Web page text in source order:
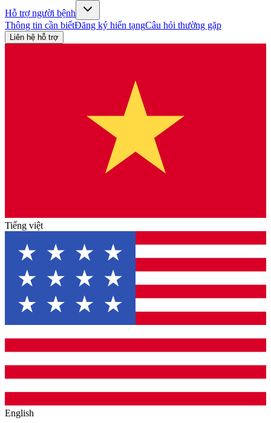
Hỗ trợ người bệnh
Thông tin cần biếtĐăng ký hiến tạngCâu hỏi thường gặp
Liên hệ hỗ trợ
Tiếng việt
English